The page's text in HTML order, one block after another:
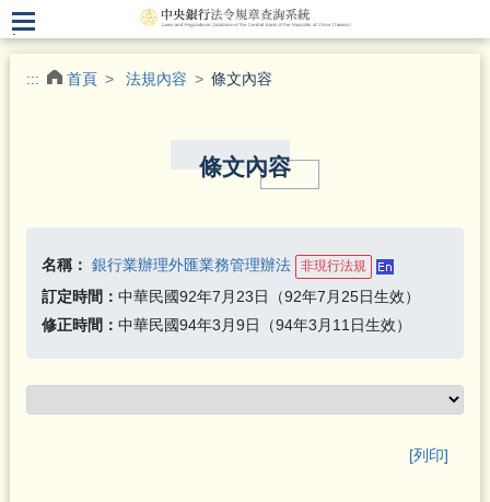
.
::: 首頁 法規內容 條文內容
條文內容
名稱： 銀行業辦理外匯業務管理辦法 非現行法規
訂定時間： 中華民國92年7月23日（92年7月25日生效）
修正時間： 中華民國94年3月9日（94年3月11日生效）
[列印]